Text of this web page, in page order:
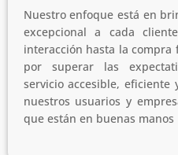
Nuestro enfoque está en
excepcional a cada
interacción hasta la compra
por superar las
servicio accesible, eficiente
nuestros usuarios y
que están en buenas manos